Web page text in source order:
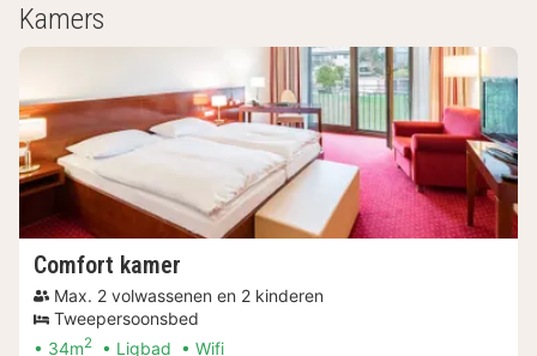
Kamers
Comfort kamer
Max. 2 volwassenen en 2 kinderen
Tweepersoonsbed
34m2 Ligbad Wifi